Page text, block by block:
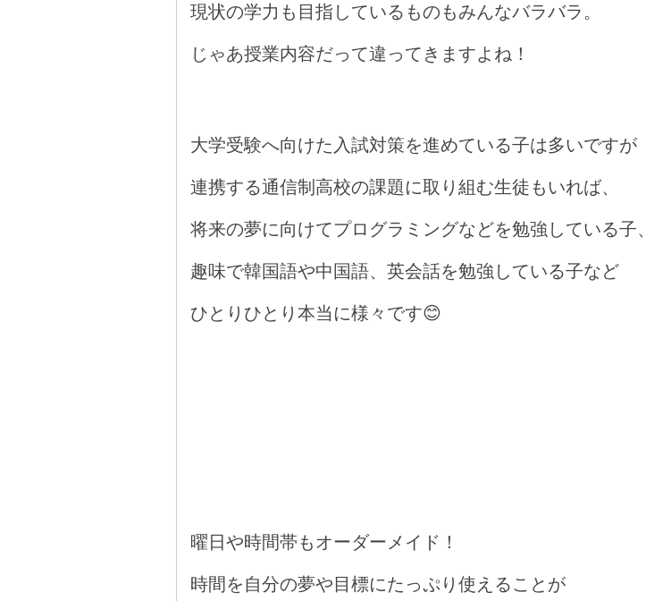
現状の学力も目指しているものもみんなバラバラ。
じゃあ授業内容だって違ってきますよね！
大学受験へ向けた入試対策を進めている子は多いですが
連携する通信制高校の課題に取り組む生徒もいれば、
将来の夢に向けてプログラミングなどを勉強している子、
趣味で韓国語や中国語、英会話を勉強している子など
ひとりひとり本当に様々です😊
曜日や時間帯もオーダーメイド！
時間を自分の夢や目標にたっぷり使えることが